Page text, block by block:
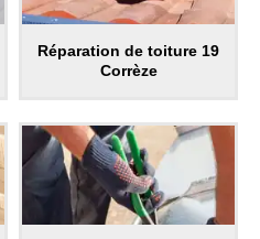
Réparation de toiture 19
Corrèze